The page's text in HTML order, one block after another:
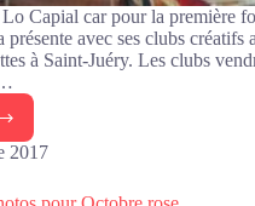
Capial car pour la première
présente avec ses clubs créatifs
à Saint-Juéry. Les clubs
2017